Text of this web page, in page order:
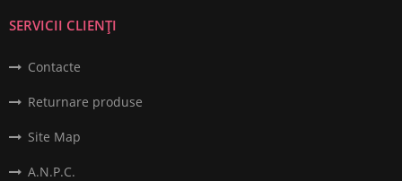
SERVICII CLIENȚI
Contacte
Returnare produse
Site Map
A.N.P.C.